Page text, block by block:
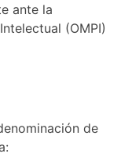
ante la
(OMPI)
de